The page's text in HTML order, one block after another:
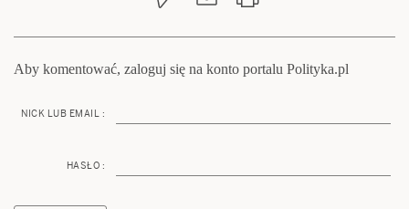
Aby komentować, zaloguj się na konto portalu Polityka.pl
NICK LUB EMAIL :
HASŁO :